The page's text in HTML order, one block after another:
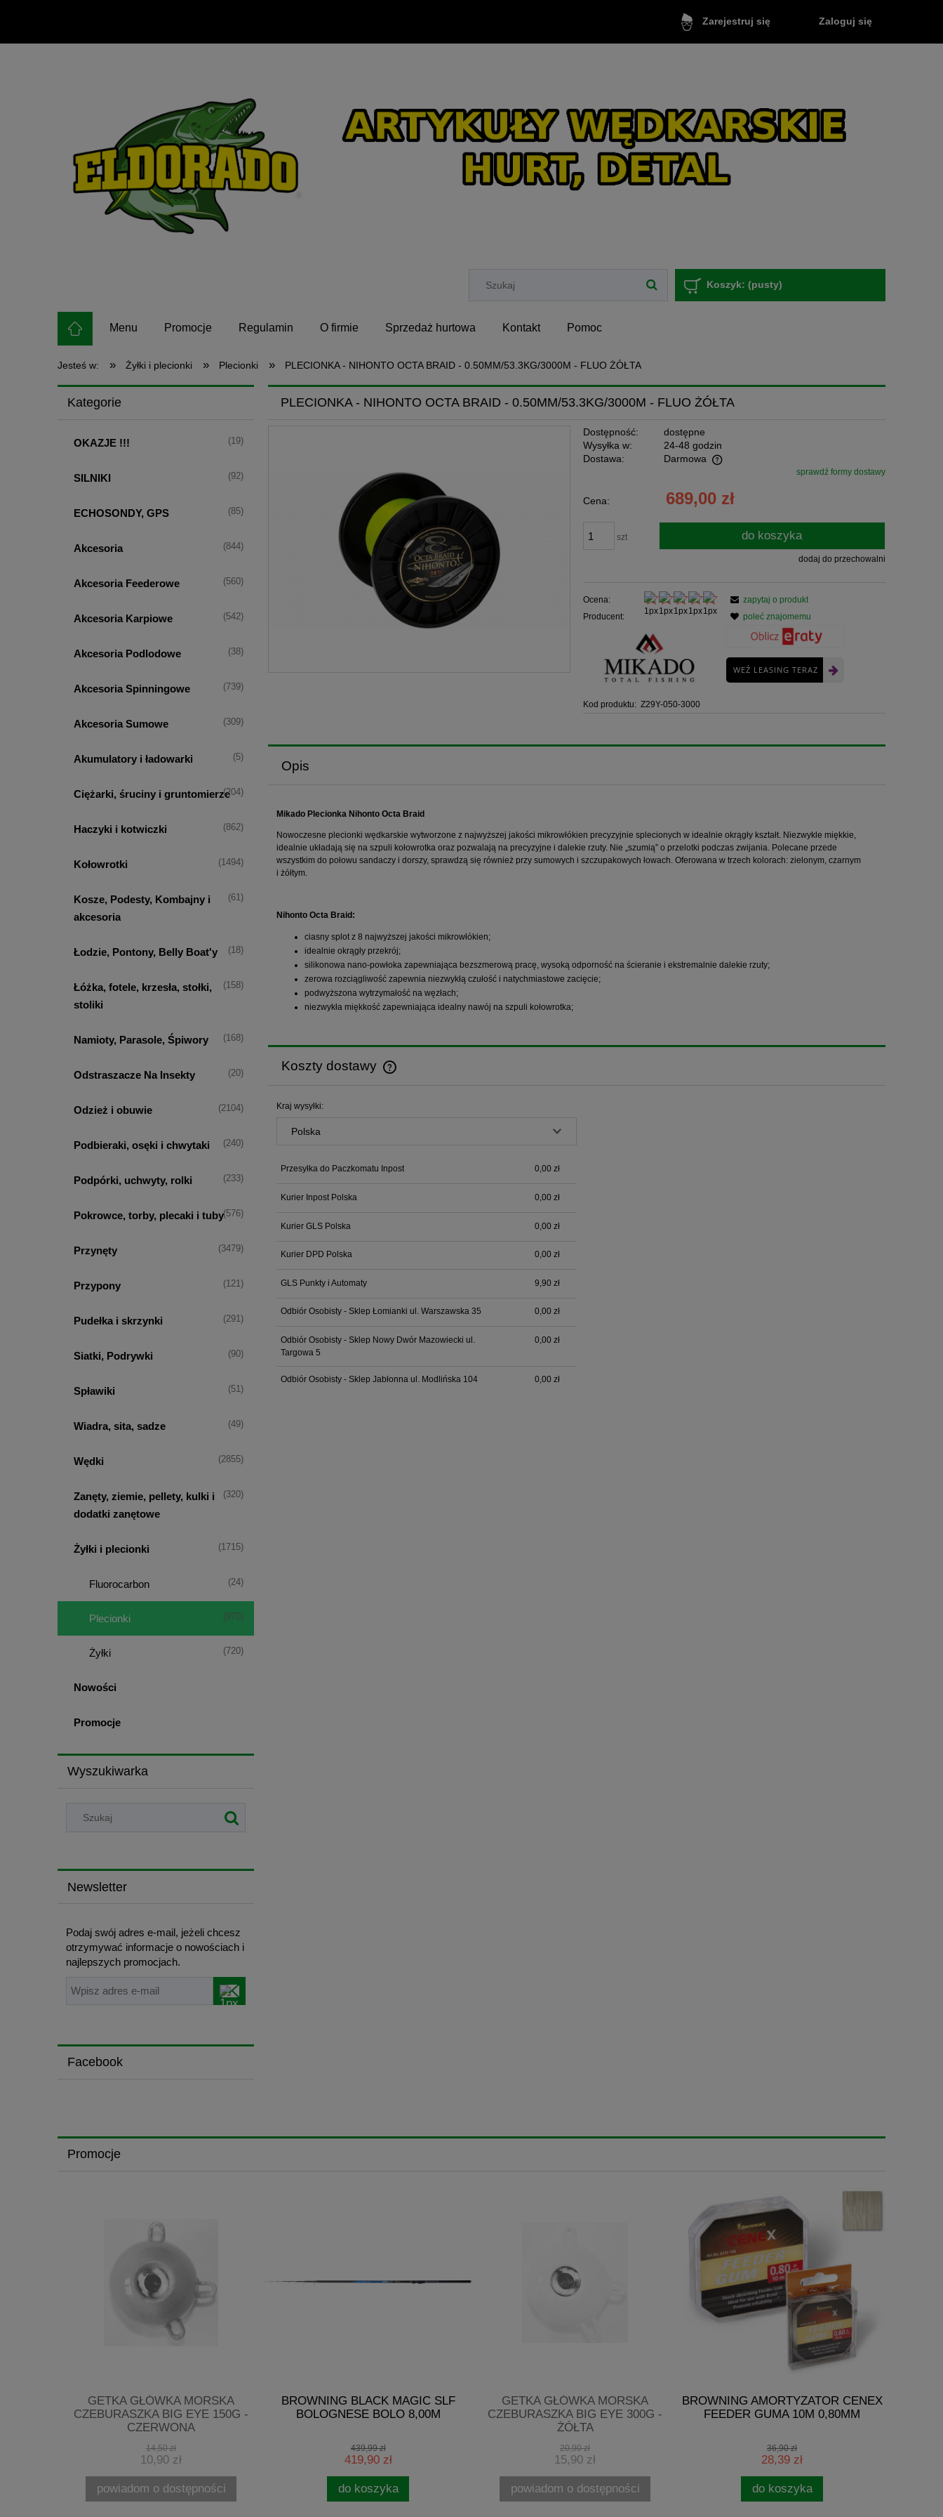
Zarejestruj się Zaloguj się
Koszyk: (pusty)
Menu Promocje Regulamin O firmie Sprzedaż hurtowa Kontakt Pomoc
Jesteś w: » Żyłki i plecionki » Plecionki » PLECIONKA - NIHONTO OCTA BRAID - 0.50MM/53.3KG/3000M - FLUO ŻÓŁTA
Kategorie
OKAZJE !!! (19)
SILNIKI (92)
ECHOSONDY, GPS (85)
Akcesoria (844)
Akcesoria Feederowe (560)
Akcesoria Karpiowe (542)
Akcesoria Podlodowe (38)
Akcesoria Spinningowe (739)
Akcesoria Sumowe (309)
Akumulatory i ładowarki (5)
Ciężarki, śruciny i gruntomierze(204)
Haczyki i kotwiczki (862)
Kołowrotki (1494)
Kosze, Podesty, Kombajny i
akcesoria
(61)
Łodzie, Pontony, Belly Boat'y (18)
Łóżka, fotele, krzesła, stołki,
stoliki
(158)
Namioty, Parasole, Śpiwory (168)
Odstraszacze Na Insekty (20)
Odzież i obuwie (2104)
Podbieraki, osęki i chwytaki (240)
Podpórki, uchwyty, rolki (233)
Pokrowce, torby, plecaki i tuby(576)
Przynęty (3479)
Przypony (121)
Pudełka i skrzynki (291)
Siatki, Podrywki (90)
Spławiki (51)
Wiadra, sita, sadze (49)
Wędki (2855)
Zanęty, ziemie, pellety, kulki i
dodatki zanętowe
(320)
Żyłki i plecionki (1715)
Fluorocarbon (24)
Plecionki (970)
Żyłki (720)
Nowości
Promocje
Wyszukiwarka
Newsletter
Podaj swój adres e-mail, jeżeli chcesz
otrzymywać informacje o nowościach i
najlepszych promocjach.
Facebook
PLECIONKA - NIHONTO OCTA BRAID - 0.50MM/53.3KG/3000M - FLUO ŻÓŁTA
Dostępność:
dostępne
Wysyłka w:
24-48 godzin
Dostawa:
Darmowa
Cena nie zawiera ewentualnych kosztów
sprawdź formy dostawy
Cena: 689,00 zł
szt do koszyka
dodaj do przechowalni
Ocena:
Producent:
Kod produktu: Z29Y-050-3000
zapytaj o produkt
poleć znajomemu
WEŹ LEASING TERAZ
Opis
Mikado Plecionka Nihonto Octa Braid
Nowoczesne plecionki wędkarskie wytworzone z najwyższej jakości mikrowłókien precyzyjnie splecionych w idealnie okrągły kształt. Niezwykle miękkie,
idealnie układają się na szpuli kołowrotka oraz pozwalają na precyzyjne i dalekie rzuty. Nie „szumią” o przelotki podczas zwijania. Polecane przede
wszystkim do połowu sandaczy i dorszy, sprawdzą się również przy sumowych i szczupakowych łowach. Oferowana w trzech kolorach: zielonym, czarnym
i żółtym.
Nihonto Octa Braid:
ciasny splot z 8 najwyższej jakości mikrowłókien;
idealnie okrągły przekrój;
silikonowa nano-powłoka zapewniająca bezszmerową pracę, wysoką odporność na ścieranie i ekstremalnie dalekie rzuty;
zerowa rozciągliwość zapewnia niezwykłą czułość i natychmiastowe zacięcie;
podwyższona wytrzymałość na węzłach;
niezwykła miękkość zapewniająca idealny nawój na szpuli kołowrotka;
Koszty dostawy
Kraj wysyłki:
Przesyłka do Paczkomatu Inpost 0,00 zł
Kurier Inpost Polska 0,00 zł
Kurier GLS Polska 0,00 zł
Kurier DPD Polska 0,00 zł
GLS Punkty i Automaty 9,90 zł
Odbiór Osobisty - Sklep Łomianki ul. Warszawska 35 0,00 zł
Odbiór Osobisty - Sklep Nowy Dwór Mazowiecki ul.
Targowa 5
0,00 zł
Odbiór Osobisty - Sklep Jabłonna ul. Modlińska 104 0,00 zł
Promocje
GETKA GŁÓWKA MORSKA
CZEBURASZKA BIG EYE 150G -
CZERWONA
14,50 zł
10,90 zł
powiadom o dostępności
BROWNING BLACK MAGIC SLF
BOLOGNESE BOLO 8,00M
439,99 zł
419,90 zł
do koszyka
GETKA GŁÓWKA MORSKA
CZEBURASZKA BIG EYE 300G -
ŻÓŁTA
20,90 zł
15,90 zł
powiadom o dostępności
BROWNING AMORTYZATOR CENEX
FEEDER GUMA 10M 0,80MM
36,90 zł
28,39 zł
do koszyka